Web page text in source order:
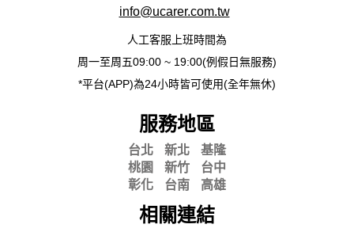
info@ucarer.com.tw
人工客服上班時間為
周一至周五09:00 ~ 19:00(例假日無服務)
*平台(APP)為24小時皆可使用(全年無休)
服務地區
台北 新北
基隆
桃園
新竹
台中
彰化
台南 高雄
相關連結